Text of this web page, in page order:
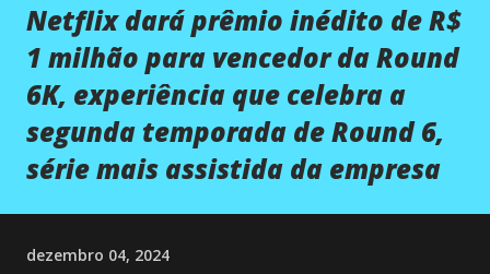
Netflix dará prêmio inédito de R$
1 milhão para vencedor da Round
6K, experiência que celebra a
segunda temporada de Round 6,
série mais assistida da empresa
dezembro 04, 2024